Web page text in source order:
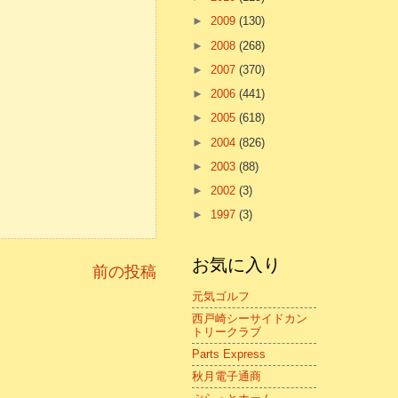
前の投稿
► 2009 (130)
► 2008 (268)
► 2007 (370)
► 2006 (441)
► 2005 (618)
► 2004 (826)
► 2003 (88)
► 2002 (3)
► 1997 (3)
お気に入り
元気ゴルフ
西戸崎シーサイドカン
トリークラブ
Parts Express
秋月電子通商